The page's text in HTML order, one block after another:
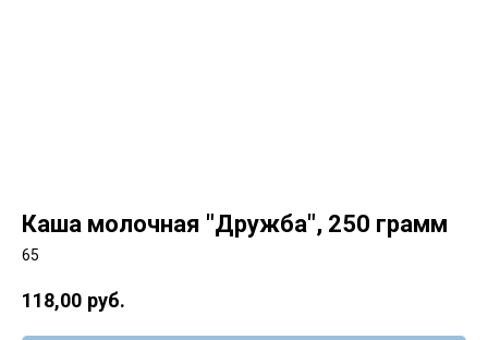
Каша молочная "Дружба", 250 грамм
65
118,00 руб.